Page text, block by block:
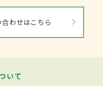
わせはこちら
いて